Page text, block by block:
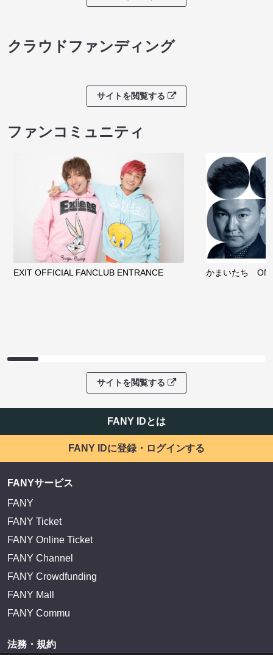
クラウドファンディング
サイトを閲覧する
ファンコミュニティ
EXIT OFFICIAL FANCLUB ENTRANCE かまいたち
サイトを閲覧する
FANY IDとは
FANY IDに登録・ログインする
FANYサービス
FANY
FANY Ticket
FANY Online Ticket
FANY Channel
FANY Crowdfunding
FANY Mall
FANY Commu
法務・規約